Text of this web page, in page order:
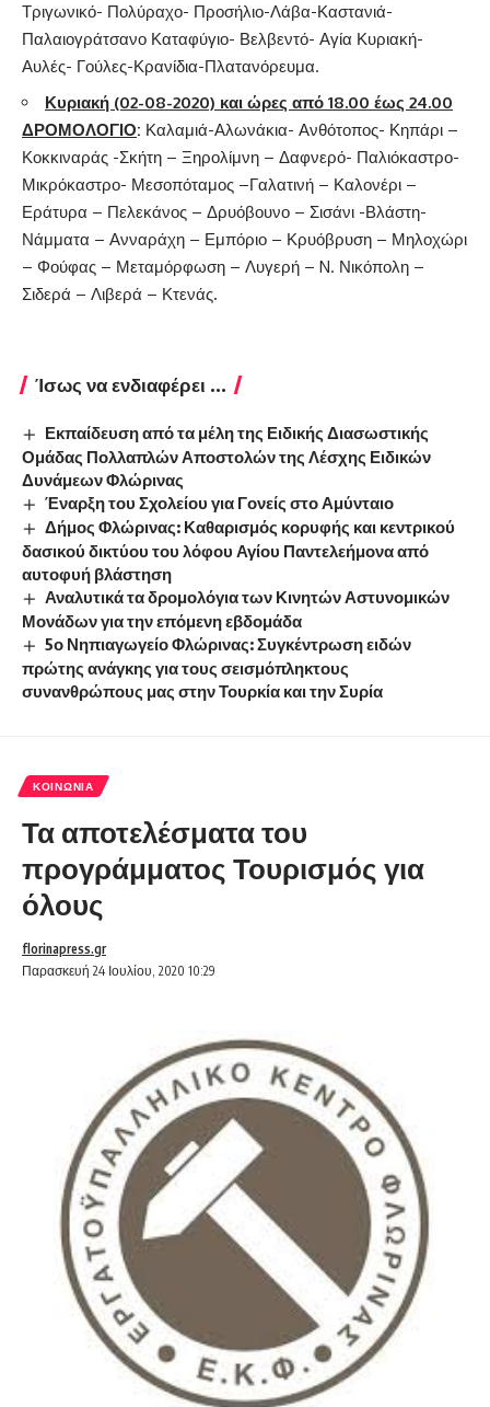
Τριγωνικό- Πολύραχο- Προσήλιο-Λάβα-Καστανιά-
Παλαιογράτσανο Καταφύγιο- Βελβεντό- Αγία Κυριακή-
Αυλές- Γούλες-Κρανίδια-Πλατανόρευμα.
Κυριακή (02-08-2020) και ώρες από 18.00 έως 24.00
ΔΡΟΜΟΛΟΓΙΟ: Καλαμιά-Αλωνάκια- Ανθότοπος- Κηπάρι –
Κοκκιναράς -Σκήτη – Ξηρολίμνη – Δαφνερό- Παλιόκαστρο-
Μικρόκαστρο- Μεσοπόταμος –Γαλατινή – Καλονέρι –
Εράτυρα – Πελεκάνος – Δρυόβουνο – Σισάνι -Βλάστη-
Νάμματα – Ανναράχη – Εμπόριο – Κρυόβρυση – Μηλοχώρι
– Φούφας – Μεταμόρφωση – Λυγερή – N. Νικόπολη –
Σιδερά – Λιβερά – Κτενάς.
Ίσως να ενδιαφέρει ...
Εκπαίδευση από τα μέλη της Ειδικής Διασωστικής
Ομάδας Πολλαπλών Αποστολών της Λέσχης Ειδικών
Δυνάμεων Φλώρινας
Έναρξη του Σχολείου για Γονείς στο Αμύνταιο
Δήμος Φλώρινας: Καθαρισμός κορυφής και κεντρικού
δασικού δικτύου του λόφου Αγίου Παντελεήμονα από
αυτοφυή βλάστηση
Αναλυτικά τα δρομολόγια των Κινητών Αστυνομικών
Μονάδων για την επόμενη εβδομάδα
5ο Νηπιαγωγείο Φλώρινας: Συγκέντρωση ειδών
πρώτης ανάγκης για τους σεισμόπληκτους
συνανθρώπους μας στην Τουρκία και την Συρία
ΚΟΙΝΩΝΊΑ
Τα αποτελέσματα του
προγράμματος Τουρισμός για
όλους
Παρασκευή 24 Ιουλίου, 2020 10:29
florinapress.gr